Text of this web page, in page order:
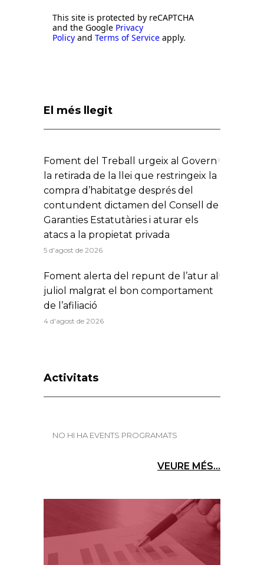
This site is protected by reCAPTCHA
and the Google Privacy
Policy and Terms of Service apply.
El més llegit
Foment del Treball urgeix al Govern
la retirada de la llei que restringeix la
compra d’habitatge després del
contundent dictamen del Consell de
Garanties Estatutàries i aturar els
atacs a la propietat privada
5 d'agost de 2026
Foment alerta del repunt de l’atur al
juliol malgrat el bon comportament
de l’afiliació
4 d'agost de 2026
Activitats
NO HI HA EVENTS PROGRAMATS
VEURE MÉS...